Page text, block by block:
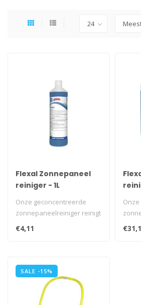
Flexal Zonnepaneel
reiniger - 1L
Onze geconcentreerde
zonnepaneelreiniger reinigt
grondig en lost
€4,11
SALE -15%